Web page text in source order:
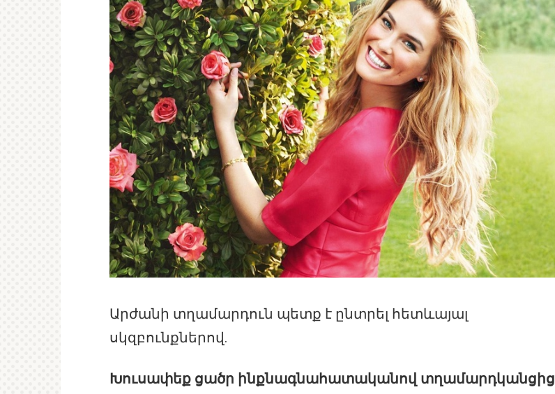
Արժանի տղամարդուն պետք է ընտրել հետևայալ
սկզբունքներով.
Խուսափեք ցածր ինքնագնահատականով տղամարդկանցից